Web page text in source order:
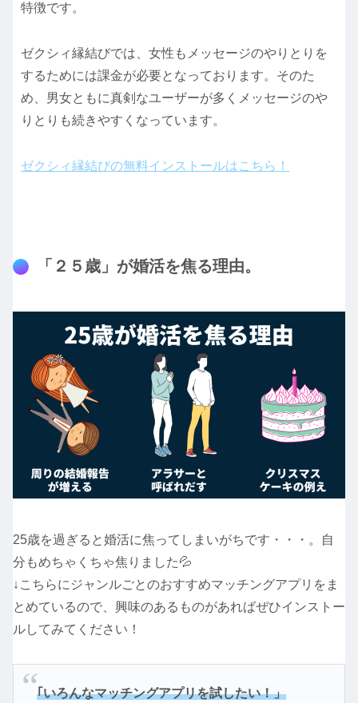
特徴です。
ゼクシィ縁結びでは、女性もメッセージのやりとりを
するためには課金が必要となっております。そのた
め、男女ともに真剣なユーザーが多くメッセージのや
りとりも続きやすくなっています。
ゼクシィ縁結びの無料インストールはこちら！
「２５歳」が婚活を焦る理由。
25歳を過ぎると婚活に焦ってしまいがちです・・・。自
分もめちゃくちゃ焦りました💦
↓こちらにジャンルごとのおすすめマッチングアプリをま
とめているので、興味のあるものがあればぜひインストー
ルしてみてください！
｢いろんなマッチングアプリを試したい！」